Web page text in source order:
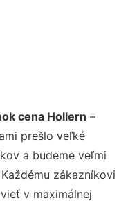
cena Hollern –
prešlo veľké
a budeme veľmi
zákazníkovi
v maximálnej